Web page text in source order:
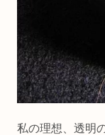
私の理想、透明